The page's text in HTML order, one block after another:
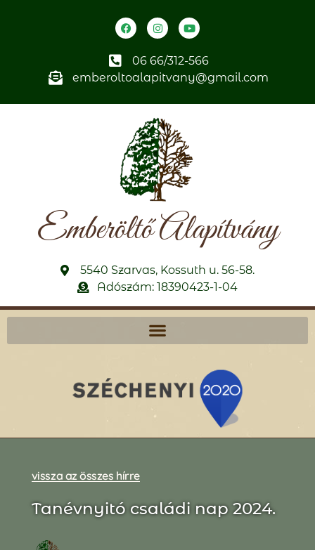
06 66/312-566
emberoltoalapitvany@gmail.com
Emberöltő Alapítvány
5540 Szarvas, Kossuth u. 56-58.
Adószám: 18390423-1-04
vissza az összes hírre
Tanévnyitó családi nap 2024.